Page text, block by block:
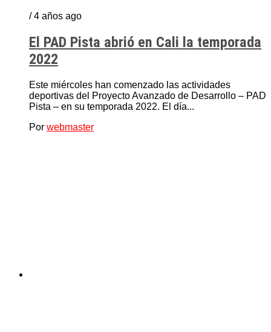
/ 4 años ago
El PAD Pista abrió en Cali la temporada
2022
Este miércoles han comenzado las actividades
deportivas del Proyecto Avanzado de Desarrollo – PAD
Pista – en su temporada 2022. El día...
Por webmaster